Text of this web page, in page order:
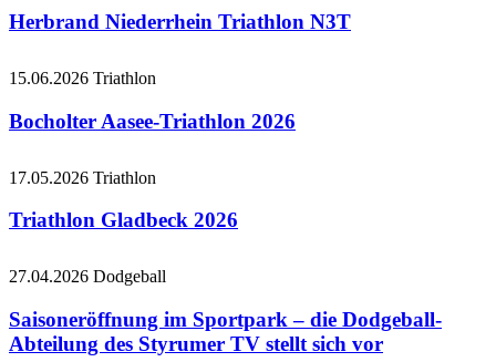
Herbrand Niederrhein Triathlon N3T
15.06.2026 Triathlon
Bocholter Aasee-Triathlon 2026
17.05.2026 Triathlon
Triathlon Gladbeck 2026
27.04.2026 Dodgeball
Saisoneröffnung im Sportpark – die Dodgeball-
Abteilung des Styrumer TV stellt sich vor